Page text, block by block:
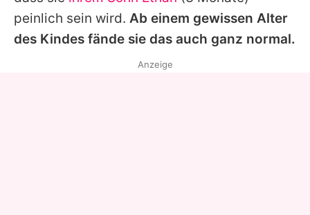
Nutzungsbedingungen
Utiq verwalten
peinlich sein wird. Ab einem gewissen Alter
des Kindes fände sie das auch ganz normal.
Anzeige